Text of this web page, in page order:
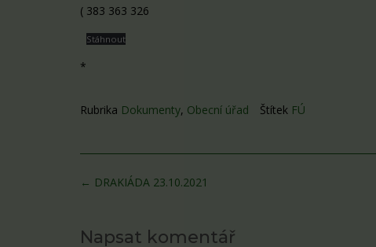
( 383 363 326
Stáhnout
*
Rubrika Dokumenty, Obecní úřad Štítek FÚ
Post
← DRAKIÁDA 23.10.2021
Napsat komentář